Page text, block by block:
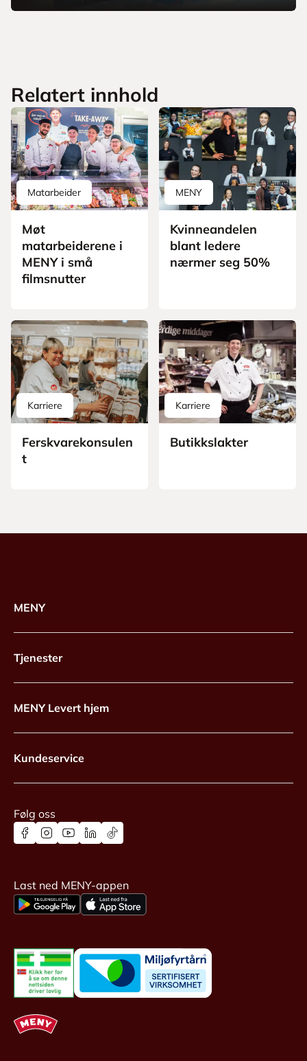
Relatert innhold
Matarbeider
Møt
matarbeiderene i
MENY i små
filmsnutter
MENY
Kvinneandelen
blant ledere
nærmer seg 50%
Karriere
Ferskvarekonsulen
t
Karriere
Butikkslakter
MENY
Tjenester
MENY Levert hjem
Kundeservice
Følg oss
Last ned MENY-appen